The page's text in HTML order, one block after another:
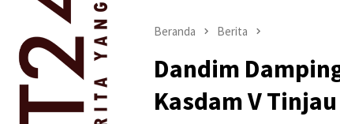
Beranda Berita
Dandim
Kasdam V